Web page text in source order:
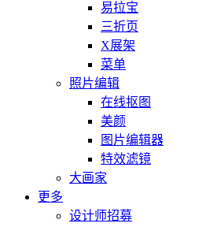
易拉宝
三折页
X展架
菜单
照片编辑
在线抠图
美颜
图片编辑器
特效滤镜
大画家
更多
设计师招募